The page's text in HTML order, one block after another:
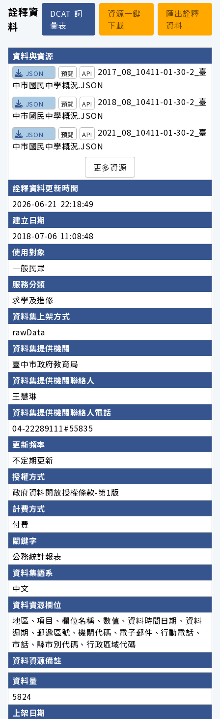
詮釋資
料
DCAT 詞
彙表
資源一鍵
下載
匯出詮釋
資料
詮釋資料詳細內容
資料與資源
JSON 預覽 API
2017_08_10411-01-30-2_臺
中市國民中學概況.JSON
JSON 預覽 API
2018_08_10411-01-30-2_臺
中市國民中學概況.JSON
JSON 預覽 API
2021_08_10411-01-30-2_臺
中市國民中學概況.JSON
更多資源
詮釋資料更新時間
2026-06-21 22:18:49
建立日期
2018-07-06 11:08:48
使用對象
一般民眾
服務分類
求學及進修
資料集上架方式
rawData
資料集提供機關
臺中市政府教育局
資料集提供機關聯絡人
王慧琳
資料集提供機關聯絡人電話
04-22289111#55835
更新頻率
不定期更新
授權方式
政府資料開放授權條款-第1版
計費方式
付費
關鍵字
公務統計報表
資料集語系
中文
資料資源欄位
地區、項目、欄位名稱、數值、資料時間日期、資料
週期、郵遞區號、機關代碼、電子郵件、行動電話、
市話、縣市別代碼、行政區域代碼
資料資源備註
資料量
5824
上架日期